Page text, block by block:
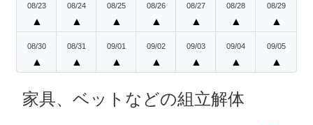
08/23
▲
08/24
▲
08/25
▲
08/26
▲
08/27
▲
08/28
▲
08/29
▲
08/30
▲
08/31
▲
09/01
▲
09/02
▲
09/03
▲
09/04
▲
09/05
▲
家具、ベットなどの組立解体